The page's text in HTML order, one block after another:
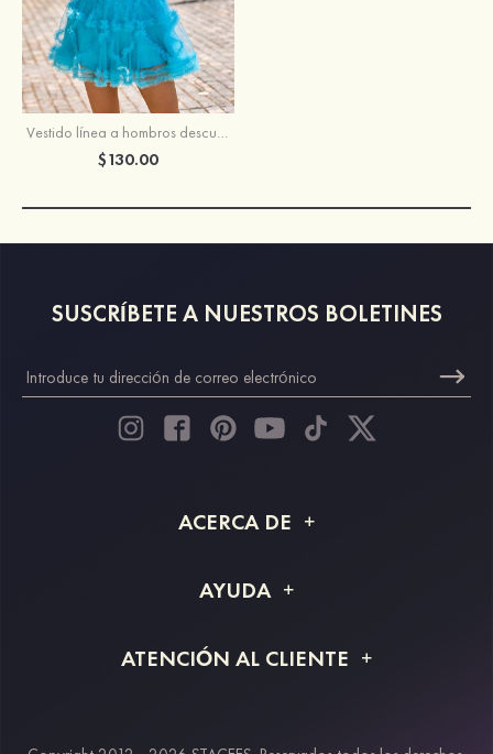
Vestido línea a hombros descubiertos tul corto/mini vestido para homecoming
$130.00
SUSCRÍBETE A NUESTROS BOLETINES
ACERCA DE
Información de envío
AYUDA
Devoluciones y reembolsos
ATENCIÓN AL CLIENTE